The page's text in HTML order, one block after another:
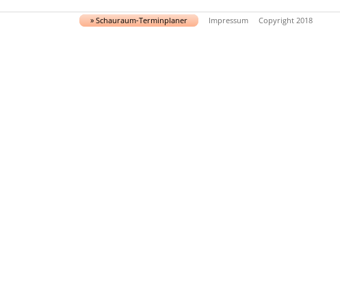
» Schau­raum-Ter­min­pla­ner Impressum Copyright 2018